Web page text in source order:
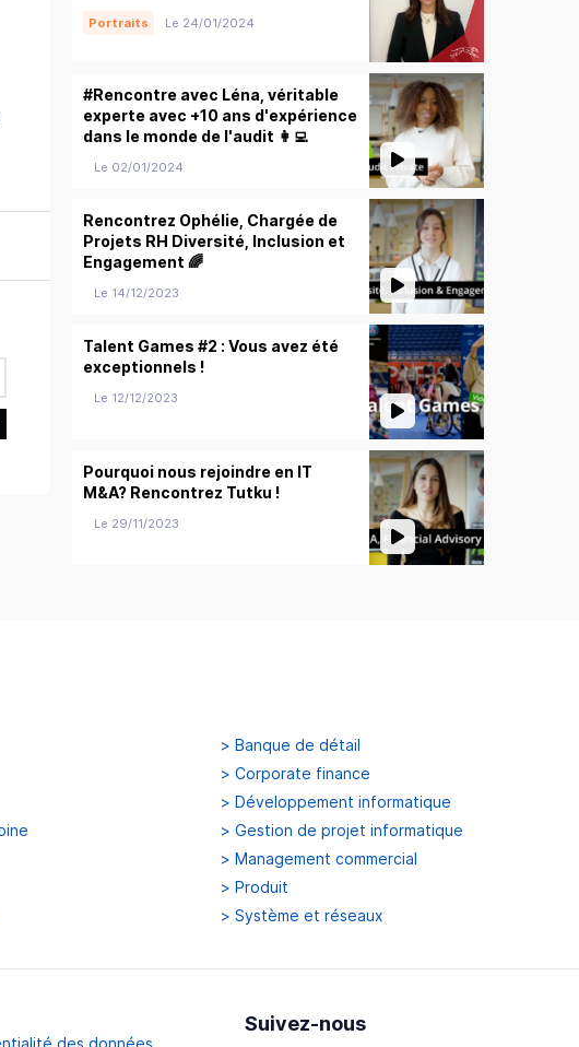
Portraits Le 24/01/2024
#Rencontre avec Léna, véritable
experte avec +10 ans d'expérience
dans le monde de l'audit 👩‍💻
Le 02/01/2024
Rencontrez Ophélie, Chargée de
Projets RH Diversité, Inclusion et
Engagement 🌈
Le 14/12/2023
Talent Games #2 : Vous avez été
exceptionnels !
Le 12/12/2023
Pourquoi nous rejoindre en IT
M&A? Rencontrez Tutku !
Le 29/11/2023
> Banque de détail
> Corporate finance
> Développement informatique
> Gestion de projet informatique
> Management commercial
> Produit
> Système et réseaux
des données
Suivez-nous